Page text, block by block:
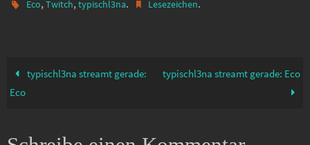
Eco,Twitch,typischl3na. Lesezeichen.
typischl3na streamt gerade:
Eco
typischl3na streamt gerade: Eco